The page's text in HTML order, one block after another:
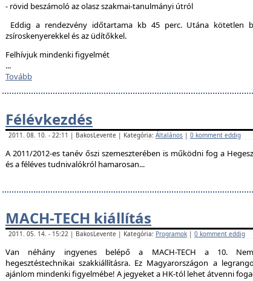
- rövid beszámoló az olasz szakmai-tanulmányi útról
Eddig a rendezvény időtartama kb 45 perc. Utána kötetlen
zsíroskenyerekkel és az üdítőkkel.
Felhívjuk mindenki figyelmét
...
Tovább
Félévkezdés
2011. 08. 10. - 22:11 | BakosLevente | Kategória: Általános | 0 komment eddig
A 2011/2012-es tanév őszi szemeszterében is működni fog a
és a féléves tudnivalókról hamarosan...
MACH-TECH kiállítás
2011. 05. 14. - 15:22 | BakosLevente | Kategória: Programok | 0 komment eddig
Van néhány ingyenes belépő a MACH-TECH a 10.
hegesztéstechnikai szakkiállításra. Ez Magyarországon a
ajánlom mindenki figyelmébe! A jegyeket a HK-tól lehet átvenni